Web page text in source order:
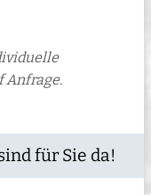
Anfrage.
für Sie da!